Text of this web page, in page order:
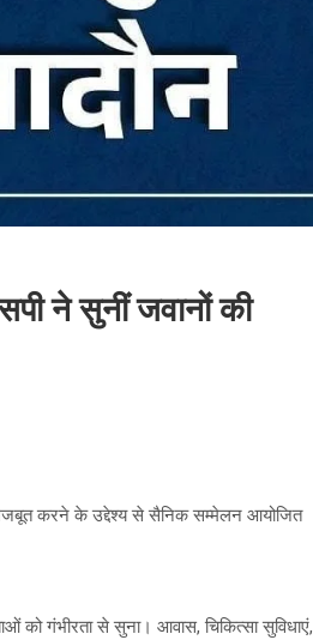
ने सुनीं जवानों की
मजबूत करने के उद्देश्य से सैनिक सम्मेलन आयोजित
को गंभीरता से सुना। आवास, चिकित्सा सुविधाएं,